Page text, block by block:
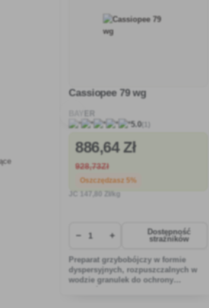
Cassiopee 79 wg
BAYER
5.0(1)
886,64 Zł
928,73Zł
Oszczędzasz 5%
JC 147 ,80 Zł/kg
− +
Dostępność
strażników
Preparat grzybobójczy w formie
dyspersyjnych, rozpuszczalnych w
wodzie granulek do ochrony